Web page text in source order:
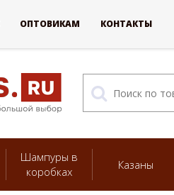
Шампуры в
коробках
Казаны
ОПТОВИКАМ КОНТАКТЫ